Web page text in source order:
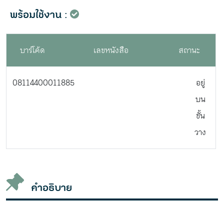
พร้อมใช้งาน :
บาร์โค้ด เลขหนังสือ สถานะ
08114400011885
อยู่
บน
ชั้น
วาง
คำอธิบาย